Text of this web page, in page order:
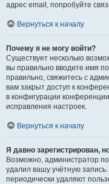
адрес email, попробуйте
Вернуться к началу
Почему я не могу войти?
Существует несколько
вы правильно вводите имя
правильно, свяжитесь с
вам закрыт доступ к
в конфигурации
исправления настроек.
Вернуться к началу
Я давно зарегистрирован,
Возможно, администратор
удалил вашу учётную
периодически удаляют